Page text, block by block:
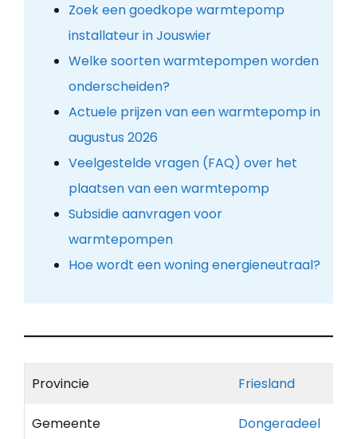
Zoek een goedkope warmtepomp
installateur in Jouswier
Welke soorten warmtepompen worden
onderscheiden?
Actuele prijzen van een warmtepomp in
augustus 2026
Veelgestelde vragen (FAQ) over het
plaatsen van een warmtepomp
Subsidie aanvragen voor
warmtepompen
Hoe wordt een woning energieneutraal?
Provincie Friesland
Gemeente Dongeradeel